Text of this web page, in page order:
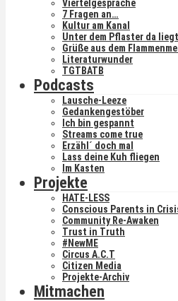
Viertelgespräche
7 Fragen an…
Kultur am Kanal
Unter dem Pflaster da
Grüße aus dem
Literaturwunder
TGTBATB
Podcasts
Lausche-Leeze
Gedankengestöber
Ich bin gespannt
Streams come true
Erzähl´ doch mal
Lass deine Kuh fliegen
Im Kasten
Projekte
HATE-LESS
Conscious Parents in
Community Re-Awaken
Trust in Truth
#NewME
Circus A.C.T
Citizen Media
Projekte-Archiv
Mitmachen